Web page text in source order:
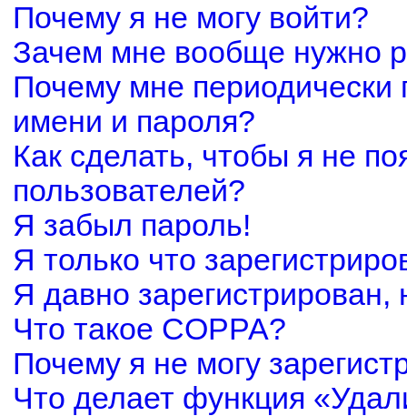
Почему я не могу войти?
Зачем мне вообще нужно
Почему мне периодически
имени и пароля?
Как сделать, чтобы я не
пользователей?
Я забыл пароль!
Я только что
Я давно
Что такое COPPA?
Почему я не могу
Что делает функция